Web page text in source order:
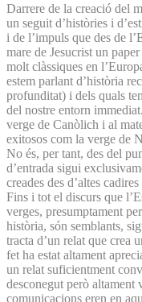
Darrere de la creació del
un seguit d’històries i
i de l’impuls que des de
mare de Jesucrist un
molt clàssiques en
estem parlant d’història
profunditat) i dels quals
del nostre entorn
verge de Canòlich i al
exitosos com la verge de
No és, per tant, des del
d’entrada sigui
creades des d’altes
Fins i tot el discurs que
verges, presumptament
història, són semblants,
tracta d’un relat que crea
fet ha estat altament
un relat suficientment
desconegut però
comunicacions eren en